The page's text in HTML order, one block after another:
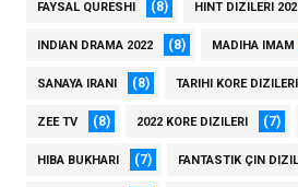
FAYSAL QURESHI (8) HINT DIZILERI
INDIAN DRAMA 2022 (8) MADIHA IMAM
SANAYA IRANI (8) TARIHI KORE
ZEE TV (8) 2022 KORE DIZILERI (7)
HIBA BUKHARI (7) FANTASTIK ÇIN